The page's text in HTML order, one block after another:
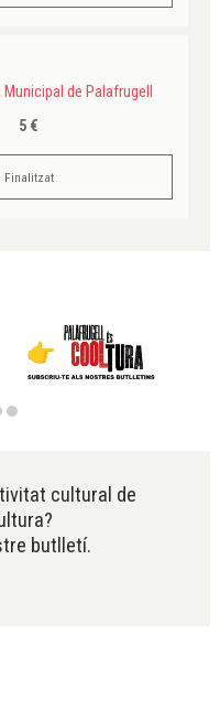
de Palafrugell
5 €
Finalitzat
cultural de
butlletí.